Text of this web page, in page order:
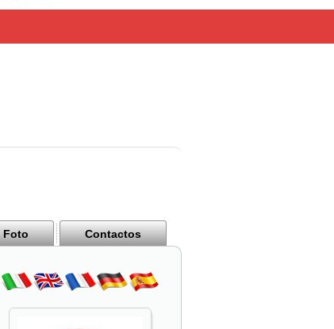
Foto Contactos